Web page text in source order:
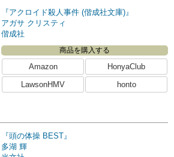
『アクロイド殺人事件 (偕成社文庫)』
アガサ クリスティ
偕成社
商品を購入する
Amazon
HonyaClub
LawsonHMV
honto
『頭の体操 BEST』
多湖 輝